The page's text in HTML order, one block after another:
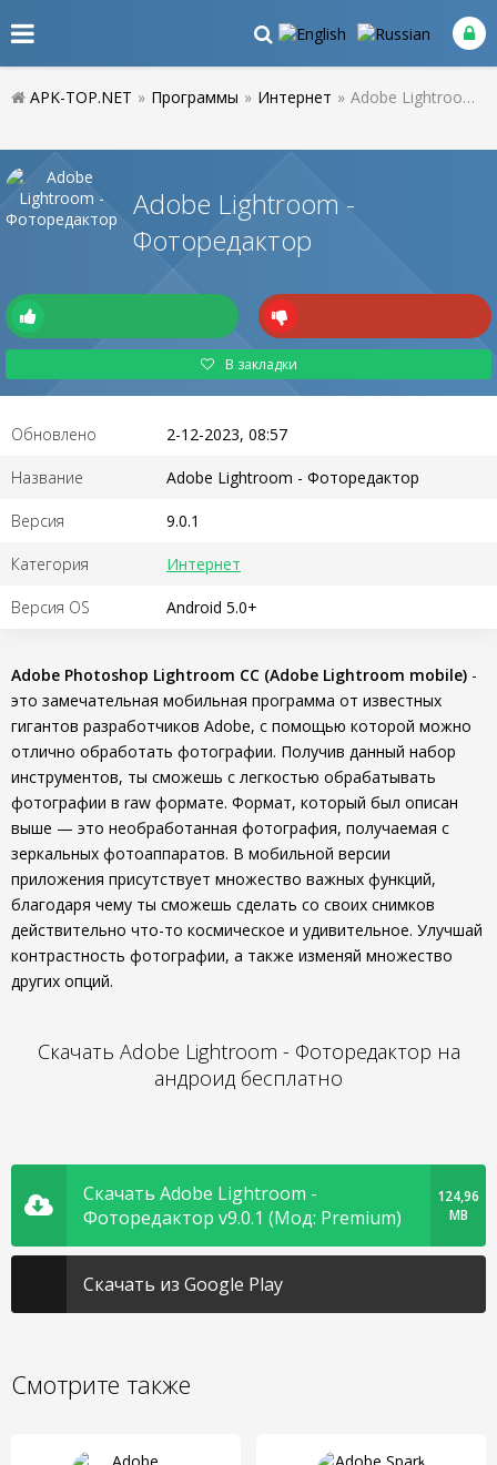
APK-TOP.NET » Программы » Интернет » Adobe Lightroom - Фоторедактор
Adobe Lightroom -
Фоторедактор
В закладки
Обновлено 2-12-2023, 08:57
Название Adobe Lightroom - Фоторедактор
Версия 9.0.1
Категория Интернет
Версия OS Android 5.0+
Adobe Photoshop Lightroom CC (Adobe Lightroom mobile) -
это замечательная мобильная программа от известных
гигантов разработчиков Adobe, с помощью которой можно
отлично обработать фотографии. Получив данный набор
инструментов, ты сможешь с легкостью обрабатывать
фотографии в raw формате. Формат, который был описан
выше — это необработанная фотография, получаемая с
зеркальных фотоаппаратов. В мобильной версии
приложения присутствует множество важных функций,
благодаря чему ты сможешь сделать со своих снимков
действительно что-то космическое и удивительное. Улучшай
контрастность фотографии, а также изменяй множество
других опций.
Скачать Adobe Lightroom - Фоторедактор на
андроид бесплатно
Скачать Adobe Lightroom -
Фоторедактор v9.0.1 (Мод: Premium)
124,96
MB
Скачать из Google Play
Смотрите также